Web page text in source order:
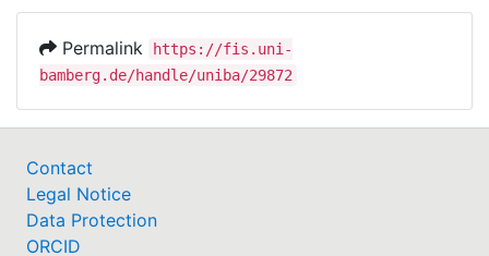
Permalink
https://fis.uni-
bamberg.de/handle/uniba/29872
Contact
Legal Notice
Data Protection
ORCID